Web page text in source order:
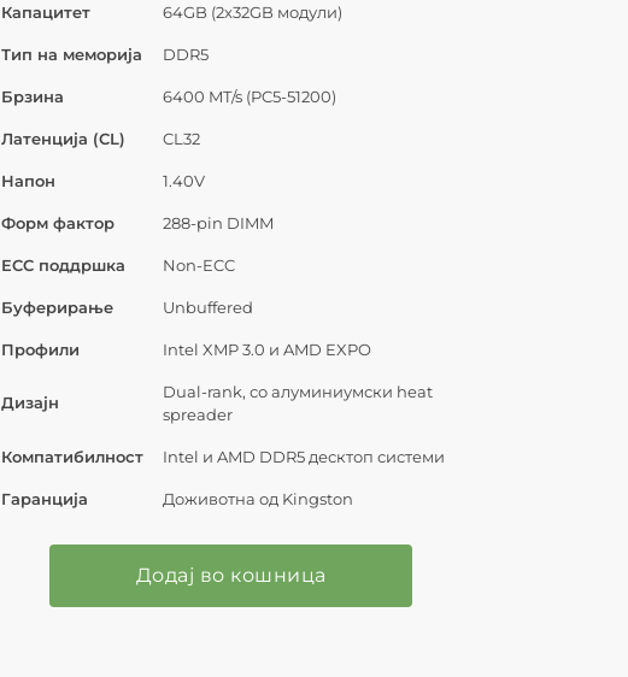
Капацитет 64GB (2x32GB модули)
Тип на меморија DDR5
Брзина 6400 MT/s (PC5-51200)
Латенција (CL) CL32
Напон 1.40V
Форм фактор 288-pin DIMM
ECC поддршка Non-ECC
Буферирање Unbuffered
Профили Intel XMP 3.0 и AMD EXPO
Дизајн
Dual-rank, со алуминиумски heat
spreader
Компатибилност Intel и AMD DDR5 десктоп системи
Гаранција Доживотна од Kingston
Додај во кошница